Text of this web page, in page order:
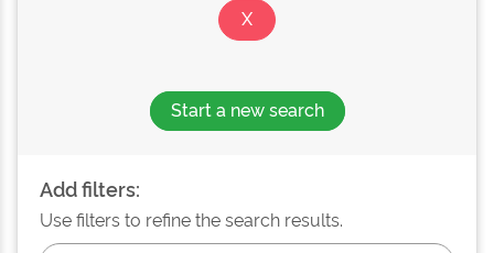
Start a new search
Add filters:
Use filters to refine the search results.